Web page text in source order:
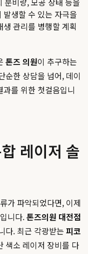
생할 수 있는 자극을
관리를 병행할 계획
톤즈 의원이 추구하는
순한 상담을 넘어, 데이
를 위한 첫걸음입니
레이저 솔
가 파악되었다면, 이제
니다.톤즈의원 대전점
다. 최근 각광받는 피코
색소 레이저 장비를 다